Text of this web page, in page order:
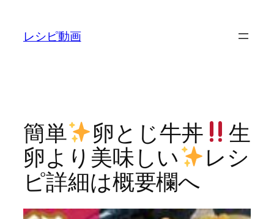
レシピ動画
簡単 卵とじ牛丼
生
卵より美味しい
レシ
ピ詳細は概要欄へ